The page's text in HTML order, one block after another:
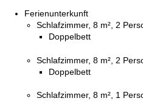
Ferienunterkunft
Schlafzimmer, 8 m², 2
Doppelbett
Schlafzimmer, 8 m², 2
Doppelbett
Schlafzimmer, 8 m², 1